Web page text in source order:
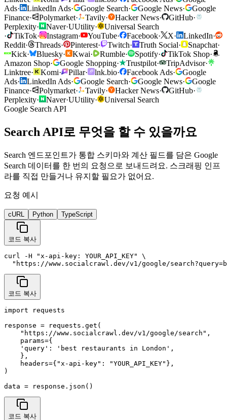
Ads· LinkedIn Ads· Google Search· Google News·
Google
Finance· Polymarket· Tavily· Hacker News· GitHub·
Perplexity· Naver·UUtility·
Universal Search
·
TikTok· Instagram· YouTube· Facebook· X· LinkedIn·
Reddit· Threads· Pinterest· Twitch· Truth Social· Snapchat·
Kick· Bluesky· Kwai· Rumble· Spotify· TikTok Shop·
Amazon Shop· Google Shopping· Trustpilot· TripAdvisor·
Linktree· Komi· Pillar· lnk.bio· Facebook Ads·
Google
Ads· LinkedIn Ads· Google Search· Google News·
Google
Finance· Polymarket· Tavily· Hacker News· GitHub·
Perplexity· Naver·UUtility·
Universal Search
Google Search API
Search API로 무엇을 할 수 있을까요
Search 엔드포인트가 통합 스키마와 계산 필드를 담은 Google
Search 데이터를 한 번의 요청으로 보내드려요. 스크래핑 인프
라를 직접 만들거나 유지할 필요가 없어요.
요청 예시
cURL Python TypeScript
코드 복사
curl -H "x-api-key: YOUR_API_KEY" \
"https://www.socialcrawl.dev/v1/google/
코드 복사
import requests
response = requests.get(
    "https://www.socialcrawl.dev/v1/google/search",
    params={
    'query': 'best restaurants in London',
    },
    headers={"x-api-key": "YOUR_API_KEY"},
)
data = response.json()
코드 복사